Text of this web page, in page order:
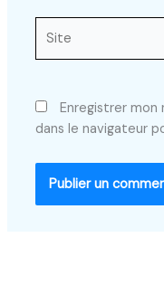
Enregistrer
dans le navigateur